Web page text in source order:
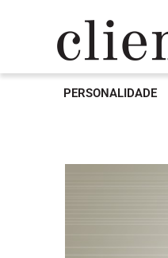
PERSONALIDADE